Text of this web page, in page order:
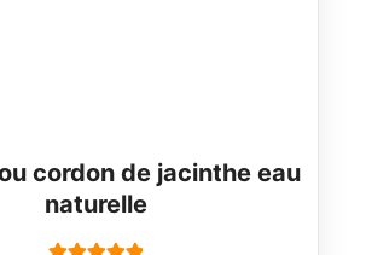
cordon de jacinthe eau
naturelle